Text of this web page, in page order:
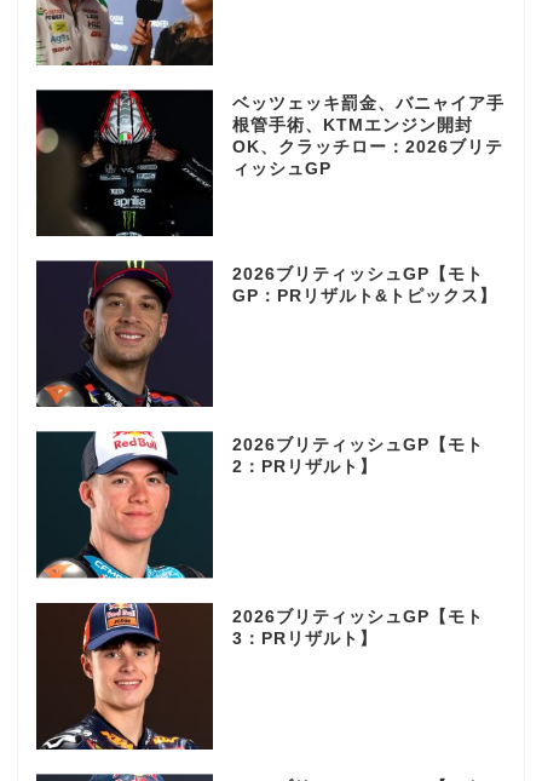
ベッツェッキ罰金、バニャイア手
根管手術、KTMエンジン開封
OK、クラッチロー：2026ブリテ
ィッシュGP
2026ブリティッシュGP【モト
GP：PRリザルト&トピックス】
2026ブリティッシュGP【モト
2：PRリザルト】
2026ブリティッシュGP【モト
3：PRリザルト】